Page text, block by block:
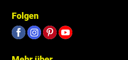
Folgen